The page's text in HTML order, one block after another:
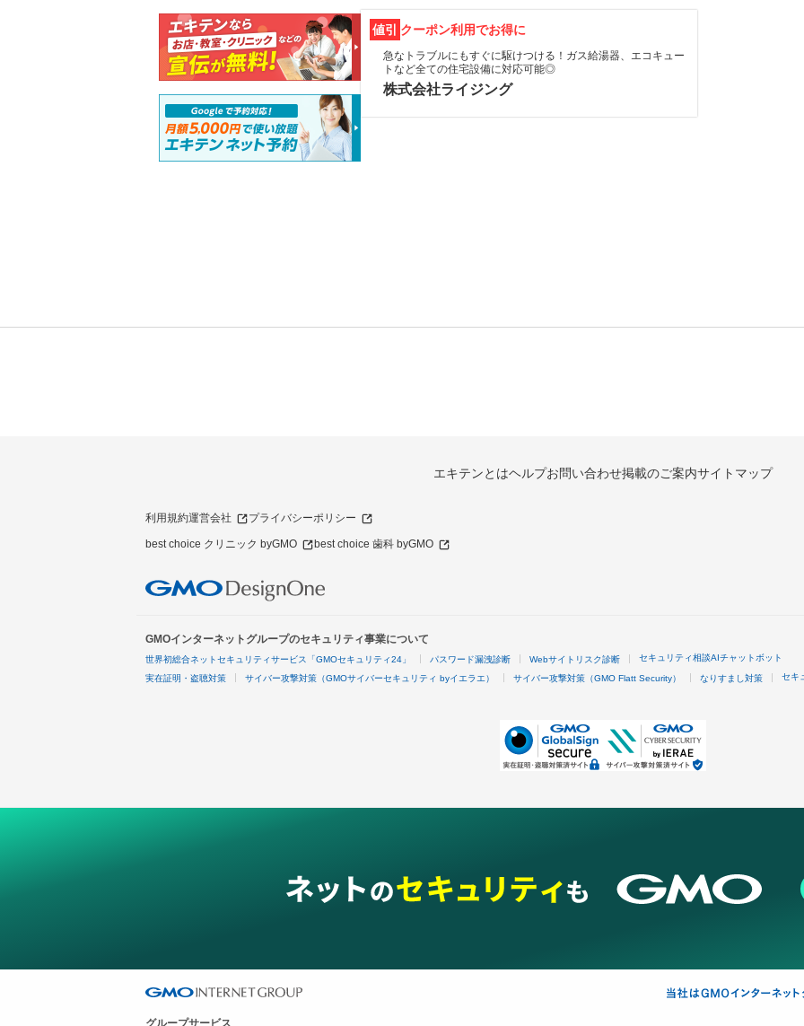
値引 クーポン利用でお得に
急なトラブルにもすぐに駆けつける！ガス給湯器、エコキュー
トなど全ての住宅設備に対応可能◎
株式会社ライジング
エキテンとはヘルプお問い合わせ掲載のご案内サイトマップ
利用規約運営会社 プライバシーポリシー
best choice クリニック byGMO best choice 歯科 byGMO
GMOインターネットグループのセキュリティ事業について
世界初総合ネットセキュリティサービス「GMOセキュリティ24」 パスワード漏洩診断 Webサイトリスク診断 セキュリティ相談AIチャットボット
実在証明・盗聴対策 サイバー攻撃対策（GMOサイバーセキュリティ byイエラエ） サイバー攻撃対策（GMO Flatt Security） なりすまし対策 セキ
グループサービス